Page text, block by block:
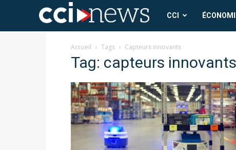
CCI
News
CCI
Accueil Tags Capteurs innovants
Tag: capteurs innovants